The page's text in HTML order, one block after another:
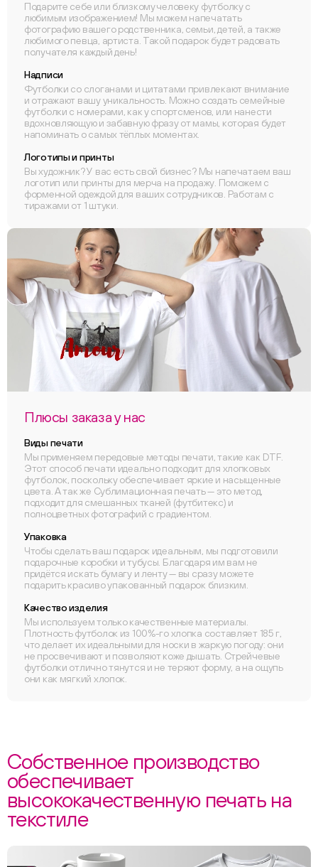
Подарите себе или близкому человеку футболку с
любимым изображением! Мы можем напечатать
фотографию вашего родственника, семьи, детей, а также
любимого певца, артиста. Такой подарок будет радовать
получателя каждый день!
Надписи
Футболки со слоганами и цитатами привлекают внимание
и отражают вашу уникальность. Можно создать семейные
футболки с номерами, как у спортсменов, или нанести
вдохновляющую и забавную фразу от мамы, которая будет
напоминать о самых тёплых моментах.
Логотипы и принты
Вы художник? У вас есть свой бизнес? Мы напечатаем ваш
логотип или принты для мерча на продажу. Поможем с
форменной одеждой для ваших сотрудников. Работам с
тиражами от 1 штуки.
Плюсы заказа у нас
Виды печати
Мы применяем передовые методы печати, такие как DTF.
Этот способ печати идеально подходит для хлопковых
футболок, поскольку обеспечивает яркие и насыщенные
цвета. А так же Сублимационная печать — это метод,
подходит для смешанных тканей (футбитекс) и
полноцветных фотографий с градиентом.
Упаковка
Чтобы сделать ваш подарок идеальным, мы подготовили
подарочные коробки и тубусы. Благодаря им вам не
придётся искать бумагу и ленту — вы сразу можете
подарить красиво упакованный подарок близким.
Качество изделия
Мы используем только качественные материалы.
Плотность футболок из 100%-го хлопка составляет 185 г,
что делает их идеальными для носки в жаркую погоду: они
не просвечивают и позволяют коже дышать. Стрейчевые
футболки отлично тянутся и не теряют форму, а на ощупь
они как мягкий хлопок.
Собственное производство
обеспечивает
высококачественную печать на
текстиле